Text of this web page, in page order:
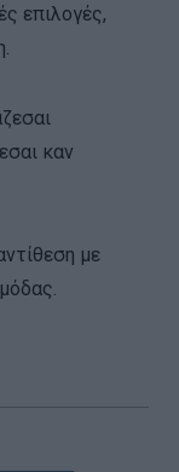
επιλογές,
καν
με